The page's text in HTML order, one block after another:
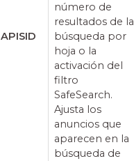
APISID
número de
resultados de la
búsqueda por
hoja o la
activación del
filtro
SafeSearch.
Ajusta los
anuncios que
aparecen en la
búsqueda de